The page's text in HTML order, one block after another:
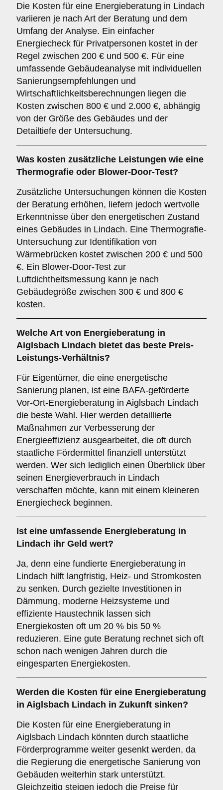
Die Kosten für eine Energieberatung in Lindach
variieren je nach Art der Beratung und dem
Umfang der Analyse. Ein einfacher
Energiecheck für Privatpersonen kostet in der
Regel zwischen 200 € und 500 €. Für eine
umfassende Gebäudeanalyse mit individuellen
Sanierungsempfehlungen und
Wirtschaftlichkeitsberechnungen liegen die
Kosten zwischen 800 € und 2.000 €, abhängig
von der Größe des Gebäudes und der
Detailtiefe der Untersuchung.
Was kosten zusätzliche Leistungen wie eine
Thermografie oder Blower-Door-Test?
Zusätzliche Untersuchungen können die Kosten
der Beratung erhöhen, liefern jedoch wertvolle
Erkenntnisse über den energetischen Zustand
eines Gebäudes in Lindach. Eine Thermografie-
Untersuchung zur Identifikation von
Wärmebrücken kostet zwischen 200 € und 500
€. Ein Blower-Door-Test zur
Luftdichtheitsmessung kann je nach
Gebäudegröße zwischen 300 € und 800 €
kosten.
Welche Art von Energieberatung in
Aiglsbach Lindach bietet das beste Preis-
Leistungs-Verhältnis?
Für Eigentümer, die eine energetische
Sanierung planen, ist eine BAFA-geförderte
Vor-Ort-Energieberatung in Aiglsbach Lindach
die beste Wahl. Hier werden detaillierte
Maßnahmen zur Verbesserung der
Energieeffizienz ausgearbeitet, die oft durch
staatliche Fördermittel finanziell unterstützt
werden. Wer sich lediglich einen Überblick über
seinen Energieverbrauch in Lindach
verschaffen möchte, kann mit einem kleineren
Energiecheck beginnen.
Ist eine umfassende Energieberatung in
Lindach ihr Geld wert?
Ja, denn eine fundierte Energieberatung in
Lindach hilft langfristig, Heiz- und Stromkosten
zu senken. Durch gezielte Investitionen in
Dämmung, moderne Heizsysteme und
effiziente Haustechnik lassen sich
Energiekosten oft um 20 % bis 50 %
reduzieren. Eine gute Beratung rechnet sich oft
schon nach wenigen Jahren durch die
eingesparten Energiekosten.
Werden die Kosten für eine Energieberatung
in Aiglsbach Lindach in Zukunft sinken?
Die Kosten für eine Energieberatung in
Aiglsbach Lindach könnten durch staatliche
Förderprogramme weiter gesenkt werden, da
die Regierung die energetische Sanierung von
Gebäuden weiterhin stark unterstützt.
Gleichzeitig steigen jedoch die Preise für